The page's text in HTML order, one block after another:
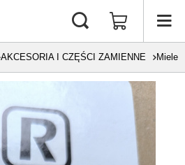
AKCESORIA I CZĘŚCI ZAMIENNE Miele